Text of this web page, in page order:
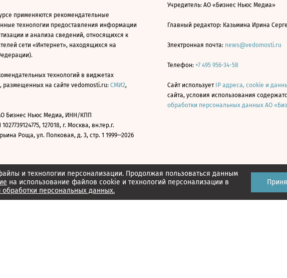
и технологии персонализации. Продолжая пользоваться данным
на использование файлов cookie и технологий персонализации в
персональных данных.
применяются рекомендательные
технологии предоставления информации
и анализа сведений, относящихся к
сети «Интернет», находящихся на
технологий в виджетах
размещенных на сайте vedomosti.ru: СМИ2,
Бизнес Ньюс Медиа, ИНН/КПП
127018, г. Москва, вн.тер.г.
Роща, ул. Полковая, д. 3, стр. 1 1999—2026
Учредитель: АО «Бизнес Ньюс Медиа»
Главный редактор: Казьмина Ирина
Электронная почта: news@vedomosti.ru
Телефон: +7 495 956-34-58
Сайт использует IP адреса, cookie и
сайта, условия использования
обработки персональных данных АО